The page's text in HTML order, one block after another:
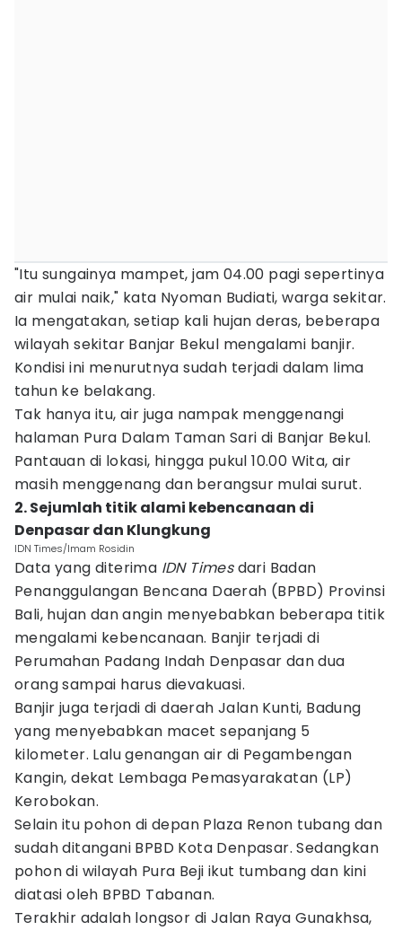
"Itu sungainya mampet, jam 04.00 pagi sepertinya
air mulai naik," kata Nyoman Budiati, warga sekitar.
Ia mengatakan, setiap kali hujan deras, beberapa
wilayah sekitar Banjar Bekul mengalami banjir.
Kondisi ini menurutnya sudah terjadi dalam lima
tahun ke belakang.
Tak hanya itu, air juga nampak menggenangi
halaman Pura Dalam Taman Sari di Banjar Bekul.
Pantauan di lokasi, hingga pukul 10.00 Wita, air
masih menggenang dan berangsur mulai surut.
2. Sejumlah titik alami kebencanaan di
Denpasar dan Klungkung
IDN Times/Imam Rosidin
Data yang diterima IDN Timesdari Badan
Penanggulangan Bencana Daerah (BPBD) Provinsi
Bali, hujan dan angin menyebabkan beberapa titik
mengalami kebencanaan. Banjir terjadi di
Perumahan Padang Indah Denpasar dan dua
orang sampai harus dievakuasi.
Banjir juga terjadi di daerah Jalan Kunti, Badung
yang menyebabkan macet sepanjang 5
kilometer. Lalu genangan air di Pegambengan
Kangin, dekat Lembaga Pemasyarakatan (LP)
Kerobokan.
Selain itu pohon di depan Plaza Renon tubang dan
sudah ditangani BPBD Kota Denpasar. Sedangkan
pohon di wilayah Pura Beji ikut tumbang dan kini
diatasi oleh BPBD Tabanan.
Terakhir adalah longsor di Jalan Raya Gunakhsa,